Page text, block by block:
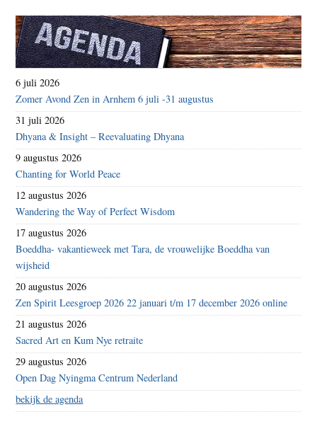
6 juli 2026
Zomer Avond Zen in Arnhem 6 juli -31 augustus
31 juli 2026
Dhyana & Insight – Reevaluating Dhyana
9 augustus 2026
Chanting for World Peace
12 augustus 2026
Wandering the Way of Perfect Wisdom
17 augustus 2026
Boeddha- vakantieweek met Tara, de vrouwelijke Boeddha van
wijsheid
20 augustus 2026
Zen Spirit Leesgroep 2026 22 januari t/m 17 december 2026 online
21 augustus 2026
Sacred Art en Kum Nye retraite
29 augustus 2026
Open Dag Nyingma Centrum Nederland
bekijk de agenda